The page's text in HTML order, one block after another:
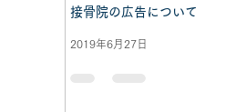
接骨院の広告について
2019年6月27日